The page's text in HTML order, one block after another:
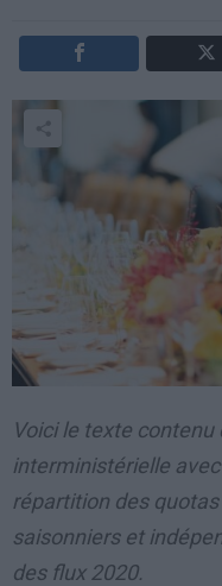
Voici le texte
interministérielle
répartition des
saisonniers et
des flux 2020.